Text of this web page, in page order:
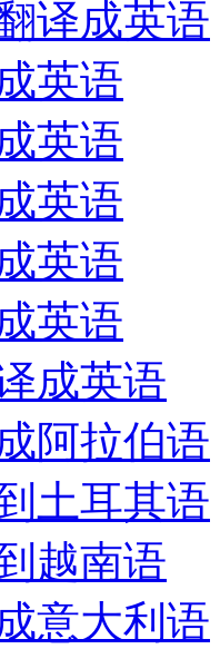
译成英语
英语
英语
英语
英语
英语
成英语
阿拉伯语
土耳其语
越南语
意大利语